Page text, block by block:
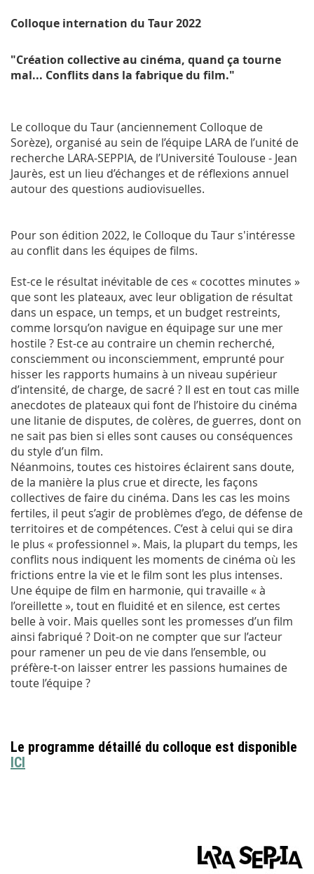
Colloque internation du Taur 2022
"Création collective au cinéma, quand ça tourne
mal... Conflits dans la fabrique du film."
Le colloque du Taur (anciennement Colloque de
Sorèze), organisé au sein de l’équipe LARA de l’unité de
recherche LARA-SEPPIA, de l’Université Toulouse - Jean
Jaurès, est un lieu d’échanges et de réflexions annuel
autour des questions audiovisuelles.
Pour son édition 2022, le Colloque du Taur s'intéresse
au conflit dans les équipes de films.
Est-ce le résultat inévitable de ces « cocottes minutes »
que sont les plateaux, avec leur obligation de résultat
dans un espace, un temps, et un budget restreints,
comme lorsqu’on navigue en équipage sur une mer
hostile ? Est-ce au contraire un chemin recherché,
consciemment ou inconsciemment, emprunté pour
hisser les rapports humains à un niveau supérieur
d’intensité, de charge, de sacré ? Il est en tout cas mille
anecdotes de plateaux qui font de l’histoire du cinéma
une litanie de disputes, de colères, de guerres, dont on
ne sait pas bien si elles sont causes ou conséquences
du style d’un film.
Néanmoins, toutes ces histoires éclairent sans doute,
de la manière la plus crue et directe, les façons
collectives de faire du cinéma. Dans les cas les moins
fertiles, il peut s’agir de problèmes d’ego, de défense de
territoires et de compétences. C’est à celui qui se dira
le plus « professionnel ». Mais, la plupart du temps, les
conflits nous indiquent les moments de cinéma où les
frictions entre la vie et le film sont les plus intenses.
Une équipe de film en harmonie, qui travaille « à
l’oreillette », tout en fluidité et en silence, est certes
belle à voir. Mais quelles sont les promesses d’un film
ainsi fabriqué ? Doit-on ne compter que sur l’acteur
pour ramener un peu de vie dans l’ensemble, ou
préfère-t-on laisser entrer les passions humaines de
toute l’équipe ?
Le programme détaillé du colloque est disponible
ICI